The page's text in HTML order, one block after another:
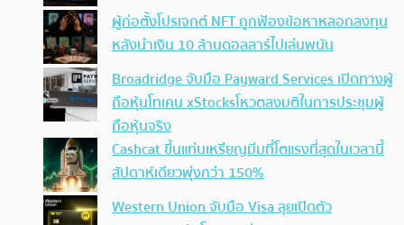
ผู้ก่อตั้งโปรเจกต์ NFT ถูกฟ้องข้อหาหลอกลงทุน
หลังนำเงิน 10 ล้านดอลลาร์ไปเล่นพนัน
Broadridge จับมือ Payward Services เปิดทางผู้
ถือหุ้นโทเคน xStocksโหวตลงมติในการประชุมผู้
ถือหุ้นจริง
Cashcat ขึ้นแท่นเหรียญมีมที่โตแรงที่สุดในเวลานี้
สัปดาห์เดียวพุ่งกว่า 150%
Western Union จับมือ Visa ลุยเปิดตัว